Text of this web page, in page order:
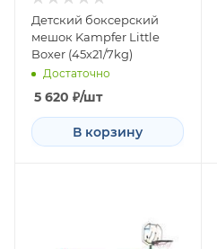
Детский боксерский
мешок Kampfer Little
Boxer (45х21/7kg)
Достаточно
5 620 ₽/шт
В корзину